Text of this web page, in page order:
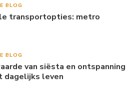
BLOG
transportopties: metro
BLOG
van siësta en ontspanning
dagelijks leven